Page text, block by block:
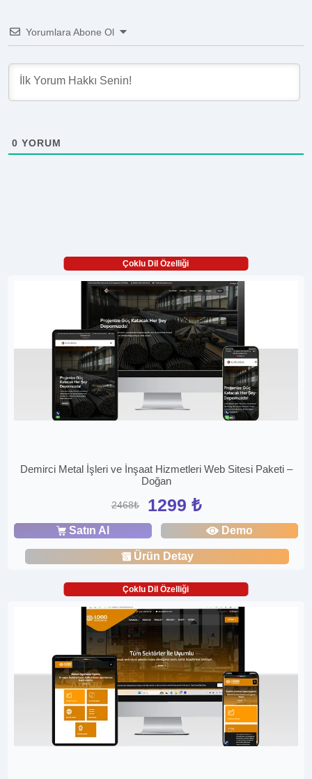
Yorumlara Abone Ol
0 YORUM
Çoklu Dil Özelliği
Demirci Metal İşleri ve İnşaat Hizmetleri Web Sitesi Paketi –
Doğan
2468₺ 1299 ₺
Satın Al Demo
Ürün Detay
Çoklu Dil Özelliği